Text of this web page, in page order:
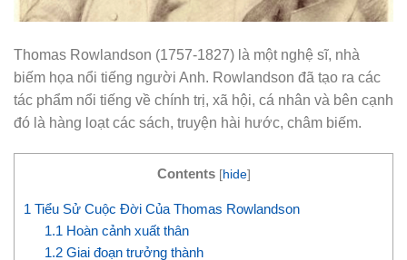
Thomas Rowlandson (1757-1827) là một nghệ sĩ, nhà
biếm họa nổi tiếng người Anh. Rowlandson đã tạo ra các
tác phẩm nổi tiếng về chính trị, xã hội, cá nhân và bên cạnh
đó là hàng loạt các sách, truyện hài hước, châm biếm.
Contents [hide]
1 Tiểu Sử Cuộc Đời Của Thomas Rowlandson
1.1 Hoàn cảnh xuất thân
1.2 Giai đoạn trưởng thành